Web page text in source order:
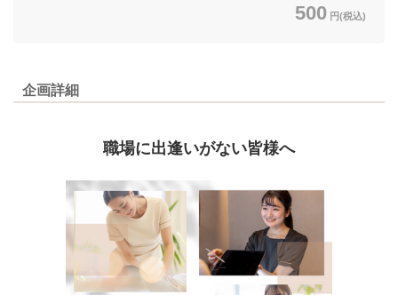
500 円(税込)
企画詳細
職場に出逢いがない皆様へ